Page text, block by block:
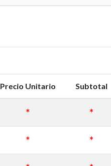
Precio Unitario Subtotal
* *
* *